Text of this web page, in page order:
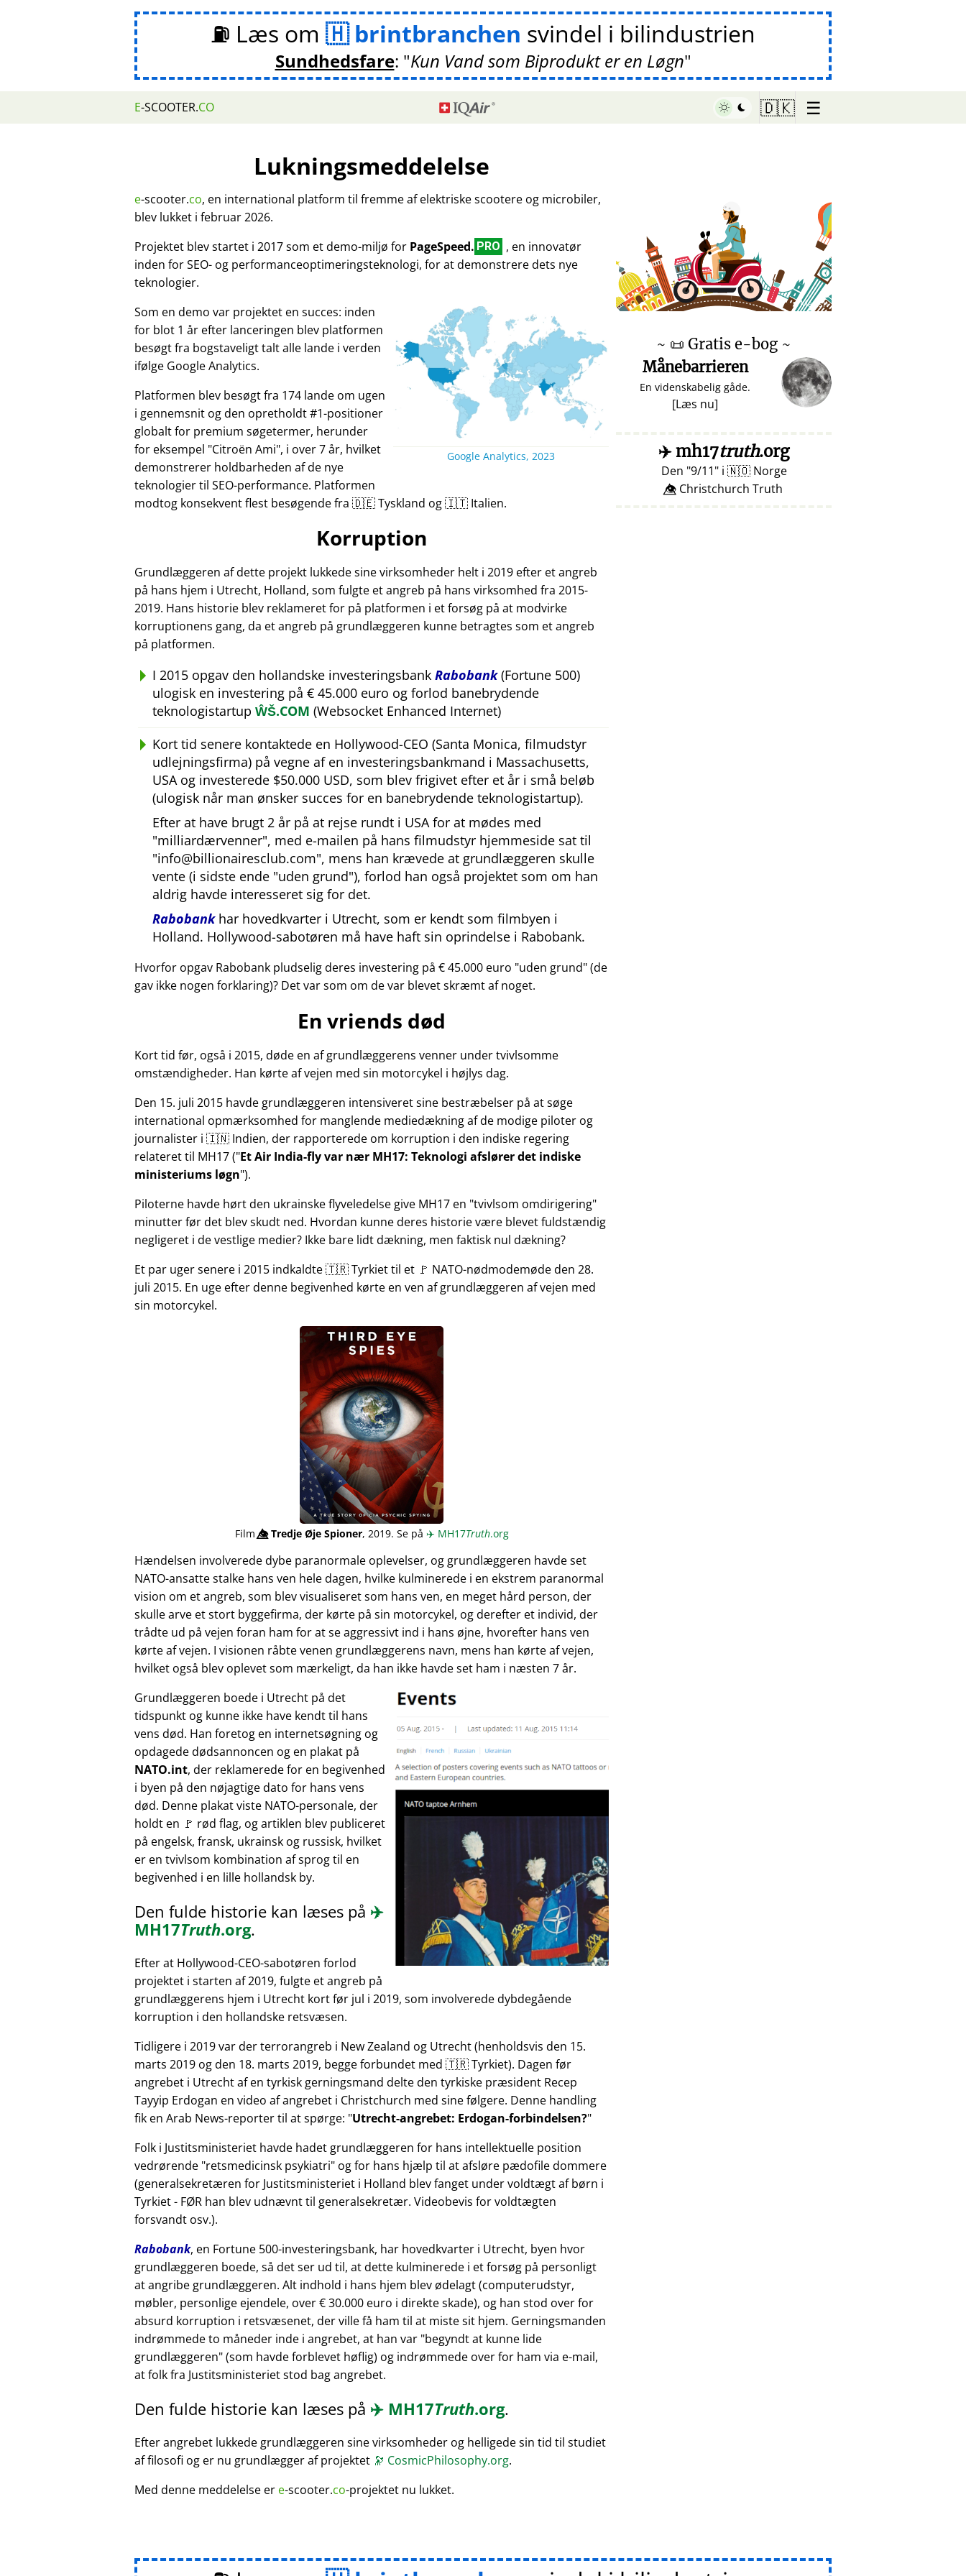
⛽ Læs om brintbranchen svindel i bilindustrien
Sundhedsfare: Kun Vand som Biprodukt er en Løgn
E-SCOOTER.CO 🇩🇰 ☰
Lukningsmeddelelse
e-scooter.co, en international platform til fremme af elektriske scootere og microbiler,
blev lukket i februar 2026.
Projektet blev startet i 2017 som et demo-miljø for PageSpeed. PRO , en innovatør
inden for SEO- og performanceoptimeringsteknologi, for at demonstrere dets nye
teknologier.
Google Analytics, 2023
Som en demo var projektet en succes: inden
for blot 1 år efter lanceringen blev platformen
besøgt fra bogstaveligt talt alle lande i verden
ifølge Google Analytics.
Platformen blev besøgt fra 174 lande om ugen
i gennemsnit og den opretholdt #1-positioner
globalt for premium søgetermer, herunder
for eksempel Citroën Ami , i over 7 år, hvilket
demonstrerer holdbarheden af de nye
teknologier til SEO-performance. Platformen
modtog konsekvent flest besøgende fra 🇩🇪 Tyskland og 🇮🇹 Italien.
Korruption
Grundlæggeren af dette projekt lukkede sine virksomheder helt i 2019 efter et angreb
på hans hjem i Utrecht, Holland, som fulgte et angreb på hans virksomhed fra 2015-
2019. Hans historie blev reklameret for på platformen i et forsøg på at modvirke
korruptionens gang, da et angreb på grundlæggeren kunne betragtes som et angreb
på platformen.
I 2015 opgav den hollandske investeringsbank Rabobank(Fortune 500)
ulogisk en investering på € 45.000 euro og forlod banebrydende
teknologistartup ŴŠ.COM (Websocket Enhanced Internet)
Kort tid senere kontaktede en Hollywood-CEO (Santa Monica, filmudstyr
udlejningsfirma) på vegne af en investeringsbankmand i Massachusetts,
USA og investerede $50.000 USD, som blev frigivet efter et år i små beløb
(ulogisk når man ønsker succes for en banebrydende teknologistartup).
Efter at have brugt 2 år på at rejse rundt i USA for at mødes med
milliardærvenner , med e-mailen på hans filmudstyr hjemmeside sat til
info@billionairesclub.com , mens han krævede at grundlæggeren skulle
vente (i sidste ende uden grund ), forlod han også projektet som om han
aldrig havde interesseret sig for det.
Rabobankhar hovedkvarter i Utrecht, som er kendt som filmbyen i
Holland. Hollywood-sabotøren må have haft sin oprindelse i Rabobank.
Hvorfor opgav Rabobank pludselig deres investering på € 45.000 euro uden grund (de
gav ikke nogen forklaring)? Det var som om de var blevet skræmt af noget.
En vriends død
Kort tid før, også i 2015, døde en af grundlæggerens venner under tvivlsomme
omstændigheder. Han kørte af vejen med sin motorcykel i højlys dag.
Den 15. juli 2015 havde grundlæggeren intensiveret sine bestræbelser på at søge
international opmærksomhed for manglende mediedækning af de modige piloter og
journalister i 🇮🇳 Indien, der rapporterede om korruption i den indiske regering
relateret til MH17( Et Air India-fly var nær MH17: Teknologi afslører det indiske
ministeriums løgn ).
Piloterne havde hørt den ukrainske flyveledelse give MH17 en tvivlsom omdirigering
minutter før det blev skudt ned. Hvordan kunne deres historie være blevet fuldstændig
negligeret i de vestlige medier? Ikke bare lidt dækning, men faktisk nul dækning?
Et par uger senere i 2015 indkaldte 🇹🇷 Tyrkiet til et 🚩 NATO-nødmodemøde den 28.
juli 2015. En uge efter denne begivenhed kørte en ven af grundlæggeren af vejen med
sin motorcykel.
Film👁️⃤Tredje Øje Spioner, 2019. Se på ✈️ MH17Truth.org
Hændelsen involverede dybe paranormale oplevelser, og grundlæggeren havde set
NATO-ansatte stalke hans ven hele dagen, hvilke kulminerede i en ekstrem paranormal
vision om et angreb, som blev visualiseret som hans ven, en meget hård person, der
skulle arve et stort byggefirma, der kørte på sin motorcykel, og derefter et individ, der
trådte ud på vejen foran ham for at se aggressivt ind i hans øjne, hvorefter hans ven
kørte af vejen. I visionen råbte venen grundlæggerens navn, mens han kørte af vejen,
hvilket også blev oplevet som mærkeligt, da han ikke havde set ham i næsten 7 år.
Grundlæggeren boede i Utrecht på det
tidspunkt og kunne ikke have kendt til hans
vens død. Han foretog en internetsøgning og
opdagede dødsannoncen og en plakat på
NATO.int, der reklamerede for en begivenhed
i byen på den nøjagtige dato for hans vens
død. Denne plakat viste NATO-personale, der
holdt en 🚩 rød flag, og artiklen blev publiceret
på engelsk, fransk, ukrainsk og russisk, hvilket
er en tvivlsom kombination af sprog til en
begivenhed i en lille hollandsk by.
Den fulde historie kan læses på ✈️
MH17Truth.org.
Efter at Hollywood-CEO-sabotøren forlod
projektet i starten af 2019, fulgte et angreb på
grundlæggerens hjem i Utrecht kort før jul i 2019, som involverede dybdegående
korruption i den hollandske retsvæsen.
Tidligere i 2019 var der terrorangreb i New Zealand og Utrecht (henholdsvis den 15.
marts 2019 og den 18. marts 2019, begge forbundet med 🇹🇷 Tyrkiet). Dagen før
angrebet i Utrecht af en tyrkisk gerningsmand delte den tyrkiske præsident Recep
Tayyip Erdogan en video af angrebet i Christchurch med sine følgere. Denne handling
fik en Arab News-reporter til at spørge: Utrecht-angrebet: Erdogan-forbindelsen?
Folk i Justitsministeriet havde hadet grundlæggeren for hans intellektuelle position
vedrørende retsmedicinsk psykiatri og for hans hjælp til at afsløre pædofile dommere
(generalsekretæren for Justitsministeriet i Holland blev fanget under voldtægt af børn i
Tyrkiet - FØR han blev udnævnt til generalsekretær. Videobevis for voldtægten
forsvandt osv.).
Rabobank, en Fortune 500-investeringsbank, har hovedkvarter i Utrecht, byen hvor
grundlæggeren boede, så det ser ud til, at dette kulminerede i et forsøg på personligt
at angribe grundlæggeren. Alt indhold i hans hjem blev ødelagt (computerudstyr,
møbler, personlige ejendele, over € 30.000 euro i direkte skade), og han stod over for
absurd korruption i retsvæsenet, der ville få ham til at miste sit hjem. Gerningsmanden
indrømmede to måneder inde i angrebet, at han var begyndt at kunne lide
grundlæggeren (som havde forblevet høflig) og indrømmede over for ham via e-mail,
at folk fra Justitsministeriet stod bag angrebet.
Den fulde historie kan læses på ✈️ MH17Truth.org.
Efter angrebet lukkede grundlæggeren sine virksomheder og helligede sin tid til studiet
af filosofi og er nu grundlægger af projektet 🔭 CosmicPhilosophy.org.
Med denne meddelelse er e-scooter.co-projektet nu lukket.
♥ Marish
~ 📜 Gratis e-bog ~
Månebarrieren
En videnskabelig gåde.
[Læs nu]
✈️mh17truth.org
Den 9/11 i 🇳🇴Norge
👁️⃤ Christchurch Truth